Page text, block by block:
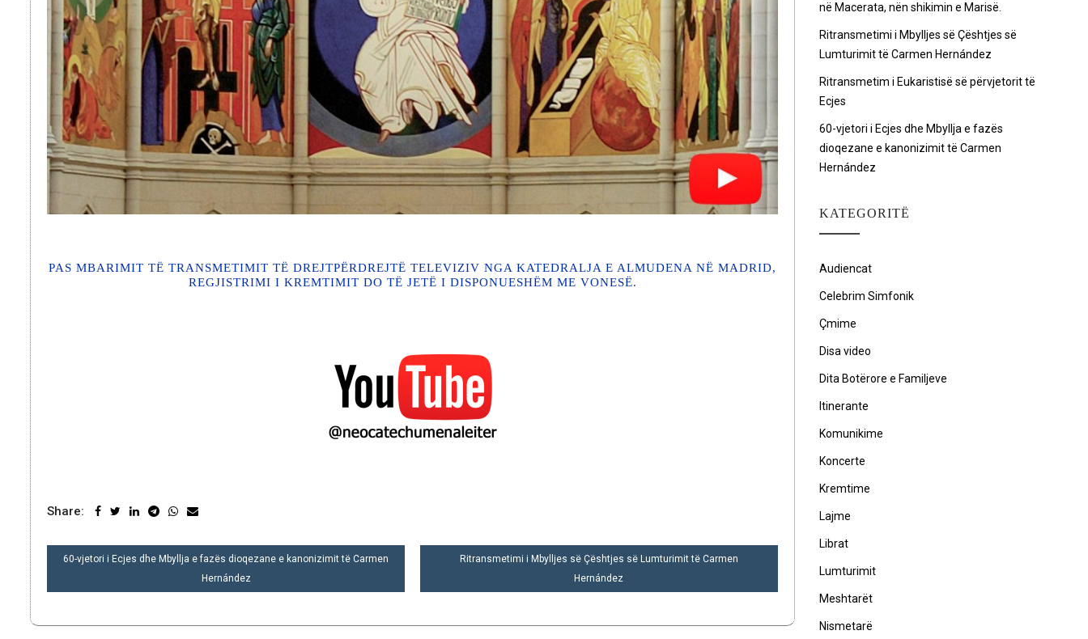
PAS MBARIMIT TË TRANSMETIMIT TË DREJTPËRDREJTË TELEVIZIV NGA KATEDRALJA E ALMUDENA NË MADRID,
REGJISTRIMI I KREMTIMIT DO TË JETË I DISPONUESHËM ME VONESË.
Share:
POST
60-vjetori i Ecjes dhe Mbyllja e fazës dioqezane e kanonizimit të Carmen
Hernández
Ritransmetimi i Mbylljes së Çështjes së Lumturimit të Carmen
Hernández
në Macerata, nën shikimin e Marisë.
Ritransmetimi i Mbylljes së Çështjes së
Lumturimit të Carmen Hernández
Ritransmetim i Eukaristisë së përvjetorit të
Ecjes
60-vjetori i Ecjes dhe Mbyllja e fazës
dioqezane e kanonizimit të Carmen
Hernández
KATEGORITË
Audiencat
Celebrim Simfonik
Çmime
Disa video
Dita Botërore e Familjeve
Itinerante
Komunikime
Koncerte
Kremtime
Lajme
Librat
Lumturimit
Meshtarët
Nismetarë